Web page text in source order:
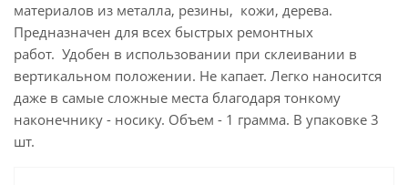
материалов из металла, резины, кожи, дерева.
Предназначен для всех быстрых ремонтных
работ. Удобен в использовании при склеивании в
вертикальном положении. Не капает. Легко наносится
даже в самые сложные места благодаря тонкому
наконечнику - носику. Объем - 1 грамма. В упаковке 3
шт.